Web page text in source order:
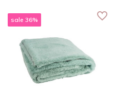
sale 36%